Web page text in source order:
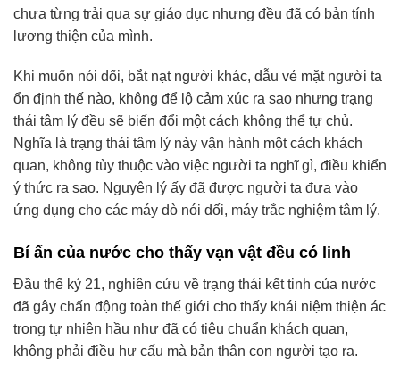
chưa từng trải qua sự giáo dục nhưng đều đã có bản tính
lương thiện của mình.
Khi muốn nói dối, bắt nạt người khác, dẫu vẻ mặt người ta
ổn định thế nào, không để lộ cảm xúc ra sao nhưng trạng
thái tâm lý đều sẽ biến đổi một cách không thể tự chủ.
Nghĩa là trạng thái tâm lý này vận hành một cách khách
quan, không tùy thuộc vào việc người ta nghĩ gì, điều khiển
ý thức ra sao. Nguyên lý ấy đã được người ta đưa vào
ứng dụng cho các máy dò nói dối, máy trắc nghiệm tâm lý.
Bí ẩn của nước cho thấy vạn vật đều có linh
Đầu thế kỷ 21, nghiên cứu về trạng thái kết tinh của nước
đã gây chấn động toàn thế giới cho thấy khái niệm thiện ác
trong tự nhiên hầu như đã có tiêu chuẩn khách quan,
không phải điều hư cấu mà bản thân con người tạo ra.